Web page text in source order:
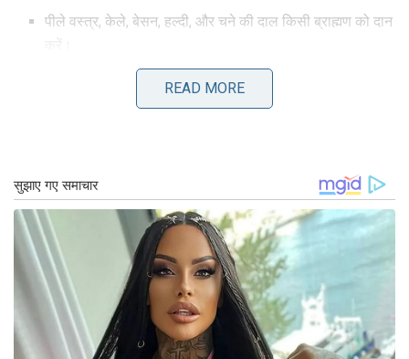
पीले वस्त्र, केले, बेसन, हल्दी, और चने की दाल किसी ब्राह्मण को दान
यदि संभव हो तो शिक्षा प्राप्त कर रहे गरीब बच्चों को किताबें या
गुरुवार को बाल काटना, शेविंग करना और नाखून काटना वर्जित माना
जाता है।
इस दिन उधार न लें और न ही पैसे दें – इससे आर्थिक संकट गहराता
है।
🌟 गुरु ग्रह को बल देने का टोटका
READ MORE